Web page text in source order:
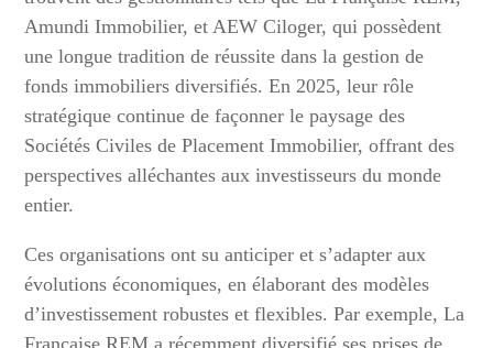
Amundi Immobilier, et AEW Ciloger, qui possèdent
une longue tradition de réussite dans la gestion de
fonds immobiliers diversifiés. En 2025, leur rôle
stratégique continue de façonner le paysage des
Sociétés Civiles de Placement Immobilier, offrant des
perspectives alléchantes aux investisseurs du monde
entier.
Ces organisations ont su anticiper et s’adapter aux
évolutions économiques, en élaborant des modèles
d’investissement robustes et flexibles. Par exemple, La